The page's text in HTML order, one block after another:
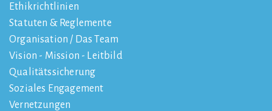
Ethikrichtlinien
Statuten & Reglemente
Organisation / Das Team
Vision - Mission - Leitbild
Qualitätssicherung
Soziales Engagement
Vernetzungen